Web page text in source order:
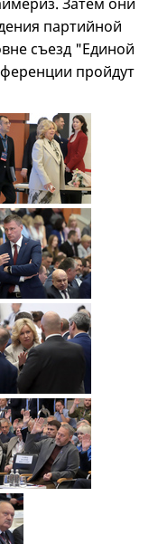
партийной
съезд "Единой
пройдут